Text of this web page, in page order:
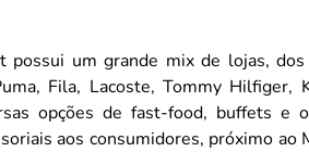
possui um grande mix de lojas,
Fila, Lacoste, Tommy
opções de fast-food, buffets e
aos consumidores, próximo